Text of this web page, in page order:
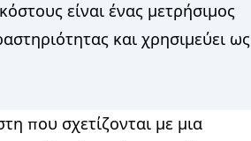
είναι ένας μετρήσιμος
και χρησιμεύει ως
που σχετίζονται με μια